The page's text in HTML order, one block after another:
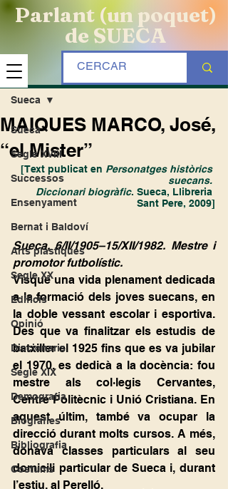
Parlant (un poquet)
de SUECA
Entrada
Sueca
Segle XVIII
Successos
Ensenyament
Bernat i Baldoví
Arts plàstiques
Segle XX
Edificis
Opinió
Diccionaris
Segle XIX
Demografia
Biografies
Bibliografia
Costums
Sueca
MAIQUES MARCO, José,
“el Mister”
[Text publicat en Personatges històrics
suecans.
Diccionari biogràfic. Sueca, Llibreria
Sant Pere, 2009]
Sueca, 6/II/1905–15/XII/1982. Mestre i
promotor futbolístic.
Visqué una vida plenament dedicada
a la formació dels joves suecans, en
la doble vessant escolar i esportiva.
Des que va finalitzar els estudis de
batxiller el 1925 fins que es va jubilar
el 1970, es dedicà a la docència: fou
mestre als col·legis Cervantes,
Centre Politècnic i Unió Cristiana. En
aquest últim, també va ocupar la
direcció durant molts cursos. A més,
donava classes particulars al seu
domicili particular de Sueca i, durant
l’estiu, al Perelló.